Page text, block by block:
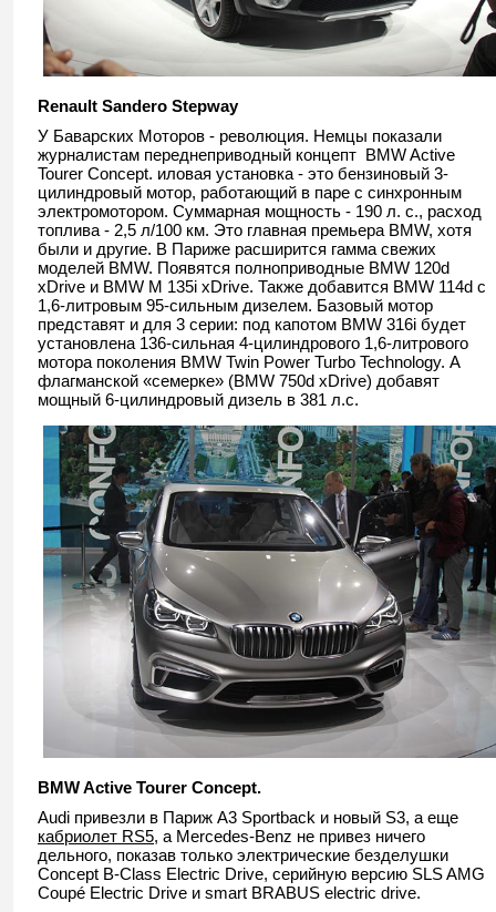
Renault Sandero Stepway
У Баварских Моторов - революция. Немцы показали
журналистам переднеприводный концепт BMW Active
Tourer Concept. иловая установка - это бензиновый 3-
цилиндровый мотор, работающий в паре с синхронным
электромотором. Суммарная мощность - 190 л. с., расход
топлива - 2,5 л/100 км. Это главная премьера BMW, хотя
были и другие. В Париже расширится гамма свежих
моделей BMW. Появятся полноприводные BMW 120d
xDrive и BMW M 135i xDrive. Также добавится BMW 114d c
1,6-литровым 95-сильным дизелем. Базовый мотор
представят и для 3 серии: под капотом BMW 316i будет
установлена 136-сильная 4-цилиндрового 1,6-литрового
мотора поколения BMW Twin Power Turbo Technology. А
флагманской «семерке» (BMW 750d xDrive) добавят
мощный 6-цилиндровый дизель в 381 л.с.
BMW Active Tourer Concept.
Audi привезли в Париж A3 Sportback и новый S3, а еще
кабриолет RS5, а Mercedes-Benz не привез ничего
дельного, показав только электрические безделушки
Concept B-Class Electric Drive, серийную версию SLS AMG
Coupé Electric Drive и smart BRABUS electric drive.